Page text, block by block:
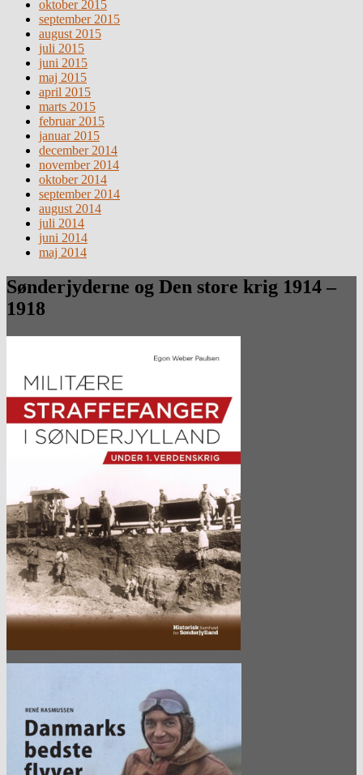
oktober 2015
september 2015
august 2015
juli 2015
juni 2015
maj 2015
april 2015
marts 2015
februar 2015
januar 2015
december 2014
november 2014
oktober 2014
september 2014
august 2014
juli 2014
juni 2014
maj 2014
Sønderjyderne og Den store krig 1914 –
1918